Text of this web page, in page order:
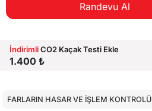
Randevu Al
İndirimliCO2 Kaçak Testi Ekle
1.400 ₺
FARLARIN HASAR VE İŞLEM KONTROLÜ